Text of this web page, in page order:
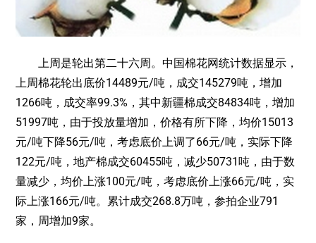
上周是轮出第二十六周。中国棉花网统计数据显示，
上周棉花轮出底价14489元/吨，成交145279吨，增加
1266吨，成交率99.3%，其中新疆棉成交84834吨，增加
51997吨，由于投放量增加，价格有所下降，均价15013
元/吨下降56元/吨，考虑底价上调了66元/吨，实际下降
122元/吨，地产棉成交60455吨，减少50731吨，由于数
量减少，均价上涨100元/吨，考虑底价上涨66元/吨，实
际上涨166元/吨。累计成交268.8万吨，参拍企业791
家，周增加9家。